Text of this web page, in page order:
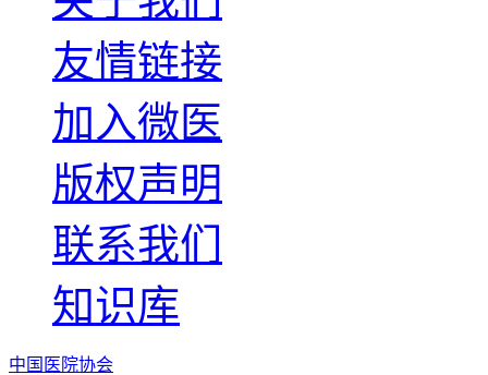
友情链接
加入微医
版权声明
联系我们
知识库
中国医院协会